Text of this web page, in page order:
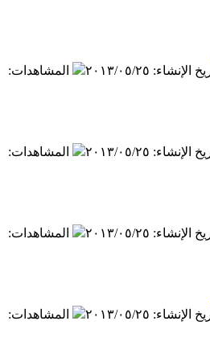
الإنشاء: ٢٠١٣/٠٥/٢٥ المشاهدات:
الإنشاء: ٢٠١٣/٠٥/٢٥ المشاهدات:
الإنشاء: ٢٠١٣/٠٥/٢٥ المشاهدات:
الإنشاء: ٢٠١٣/٠٥/٢٥ المشاهدات: